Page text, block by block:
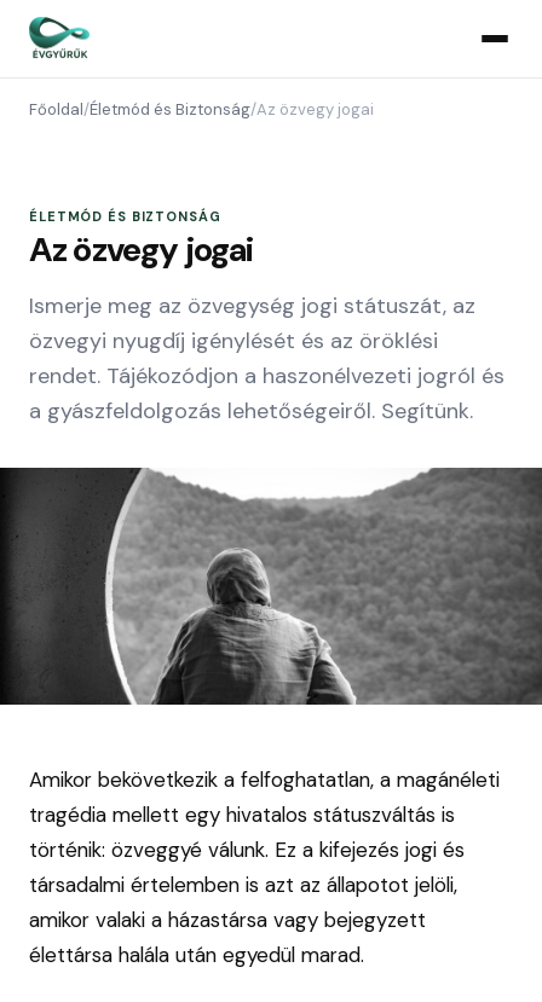
Főoldal/Életmód és Biztonság/Az özvegy jogai
ÉLETMÓD ÉS BIZTONSÁG
Az özvegy jogai
Ismerje meg az özvegység jogi státuszát, az
özvegyi nyugdíj igénylését és az öröklési
rendet. Tájékozódjon a haszonélvezeti jogról és
a gyászfeldolgozás lehetőségeiről. Segítünk.
Amikor bekövetkezik a felfoghatatlan, a magánéleti
tragédia mellett egy hivatalos státuszváltás is
történik: özveggyé válunk. Ez a kifejezés jogi és
társadalmi értelemben is azt az állapotot jelöli,
amikor valaki a házastársa vagy bejegyzett
élettársa halála után egyedül marad.